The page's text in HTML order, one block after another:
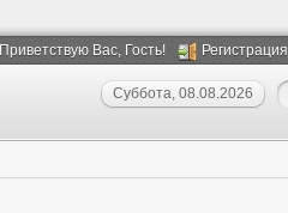
Приветствую Вас, Гость! Регистрация
Суббота, 08.08.2026